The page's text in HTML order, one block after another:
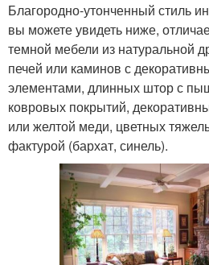
Благородно-утонченный стиль
вы можете увидеть ниже,
темной мебели из натуральной
печей или каминов с
элементами, длинных штор с
ковровых покрытий,
или желтой меди, цветных
фактурой (бархат, синель).